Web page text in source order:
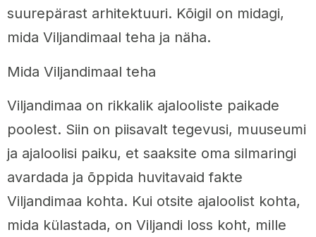
suurepärast arhitektuuri. Kõigil on midagi,
mida Viljandimaal teha ja näha.
Mida Viljandimaal teha
Viljandimaa on rikkalik ajalooliste paikade
poolest. Siin on piisavalt tegevusi, muuseumi
ja ajaloolisi paiku, et saaksite oma silmaringi
avardada ja õppida huvitavaid fakte
Viljandimaa kohta. Kui otsite ajaloolist kohta,
mida külastada, on Viljandi loss koht, mille